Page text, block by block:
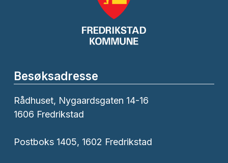
Besøksadresse
Rådhuset, Nygaardsgaten 14-16
1606 Fredrikstad
Postboks 1405, 1602 Fredrikstad